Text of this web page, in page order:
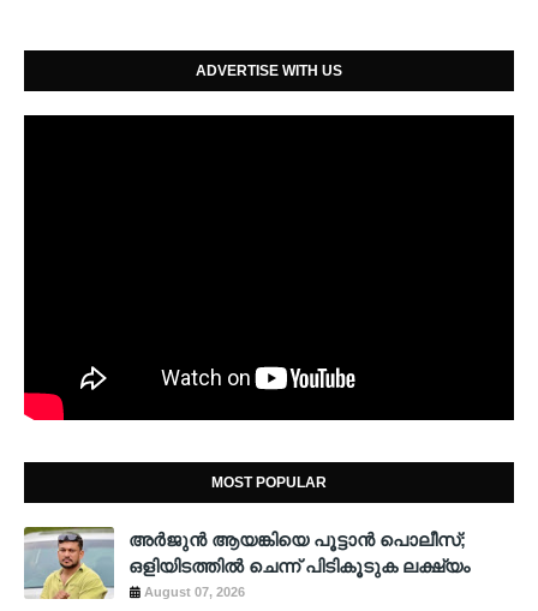
ADVERTISE WITH US
MOST POPULAR
അര്‍ജുന്‍ ആയങ്കിയെ പൂട്ടാന്‍ പൊലീസ്;
ഒളിയിടത്തില്‍ ചെന്ന് പിടികൂടുക ലക്ഷ്യം
August 07, 2026